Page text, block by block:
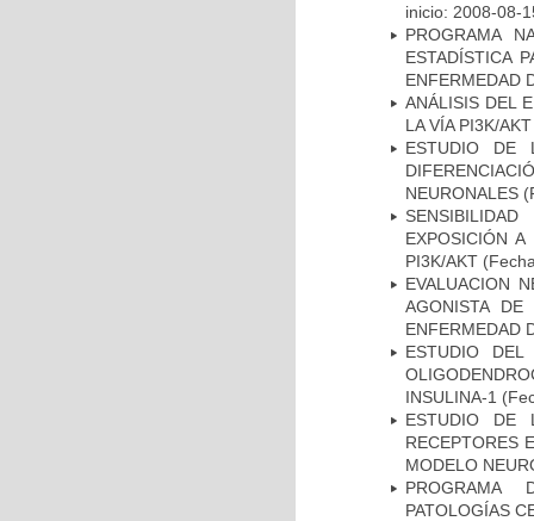
inicio: 2008-08-
PROGRAMA
ESTADÍSTICA
ENFERMEDAD
ANÁLISIS DEL
LA VÍA PI3K/
ESTUDIO DE
NEURONALES
EXPOSICIÓN
PI3K/AKT
EVALUACION
AGONISTA
ENFERMEDAD
ESTUDIO
INSULINA-1
ESTUDIO DE
RECEPTORES
MODELO
PROGRAMA
PATOLOGÍAS